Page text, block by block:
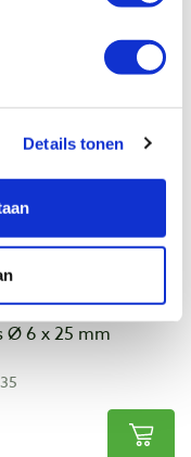
Details tonen
days
Ø 6 x 25 mm